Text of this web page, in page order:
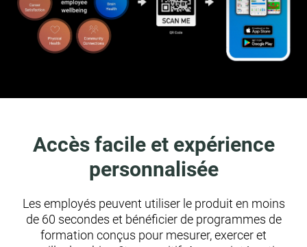
Accès facile et expérience
personnalisée
Les employés peuvent utiliser le produit en moins
de 60 secondes et bénéficier de programmes de
formation conçus pour mesurer, exercer et